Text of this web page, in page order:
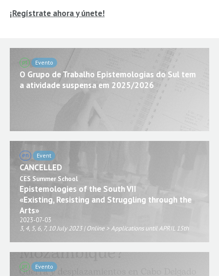
¡Regístrate ahora y únete!
pt Evento
O Grupo de Trabalho Epistemologias do Sul tem
a atividade suspensa em 2025/2026
en Event
CANCELLED
CES Summer School
Epistemologies of the South VII
«Existing, Resisting and Struggling through the
Arts»
2023-07-03
3, 4, 5, 6, 7, 10 July 2023 | Online > Applications until APRIL 15th
pt Evento